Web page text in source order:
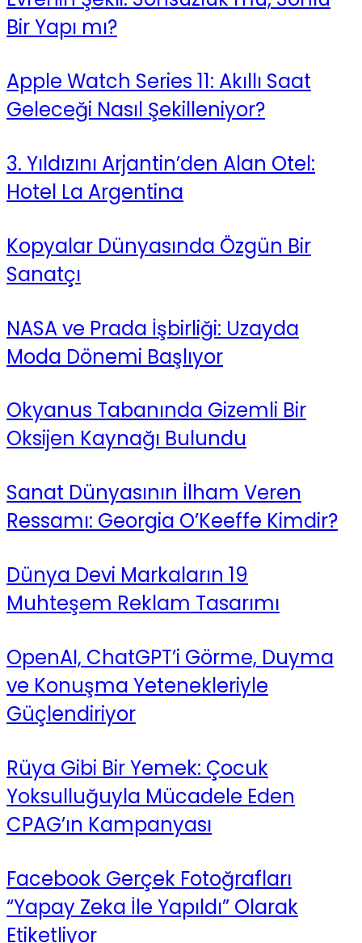
Bir Yapı mı?
Apple Watch Series 11: Akıllı Saat
Geleceği Nasıl Şekilleniyor?
3. Yıldızını Arjantin’den Alan Otel:
Hotel La Argentina
Kopyalar Dünyasında Özgün Bir
Sanatçı
NASA ve Prada İşbirliği: Uzayda
Moda Dönemi Başlıyor
Okyanus Tabanında Gizemli Bir
Oksijen Kaynağı Bulundu
Sanat Dünyasının İlham Veren
Ressamı: Georgia O’Keeffe Kimdir?
Dünya Devi Markaların 19
Muhteşem Reklam Tasarımı
OpenAI, ChatGPT’i Görme, Duyma
ve Konuşma Yetenekleriyle
Güçlendiriyor
Rüya Gibi Bir Yemek: Çocuk
Yoksulluğuyla Mücadele Eden
CPAG’ın Kampanyası
Facebook Gerçek Fotoğrafları
“Yapay Zeka İle Yapıldı” Olarak
Etiketliyor